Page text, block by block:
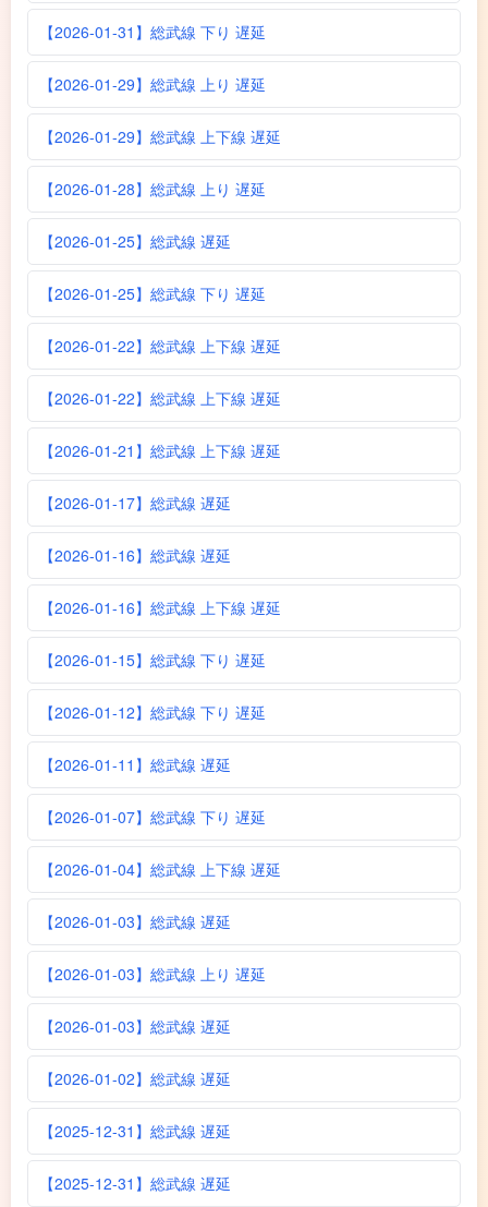
【2026-01-31】総武線 下り 遅延
【2026-01-29】総武線 上り 遅延
【2026-01-29】総武線 上下線 遅延
【2026-01-28】総武線 上り 遅延
【2026-01-25】総武線 遅延
【2026-01-25】総武線 下り 遅延
【2026-01-22】総武線 上下線 遅延
【2026-01-22】総武線 上下線 遅延
【2026-01-21】総武線 上下線 遅延
【2026-01-17】総武線 遅延
【2026-01-16】総武線 遅延
【2026-01-16】総武線 上下線 遅延
【2026-01-15】総武線 下り 遅延
【2026-01-12】総武線 下り 遅延
【2026-01-11】総武線 遅延
【2026-01-07】総武線 下り 遅延
【2026-01-04】総武線 上下線 遅延
【2026-01-03】総武線 遅延
【2026-01-03】総武線 上り 遅延
【2026-01-03】総武線 遅延
【2026-01-02】総武線 遅延
【2025-12-31】総武線 遅延
【2025-12-31】総武線 遅延